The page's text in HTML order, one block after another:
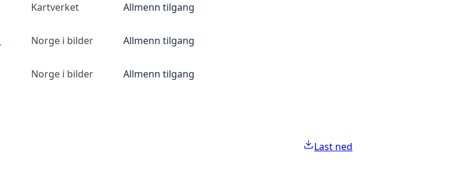
Kartverket Allmenn tilgang
Norge i bilder Allmenn tilgang
Norge i bilder Allmenn tilgang
Last ned